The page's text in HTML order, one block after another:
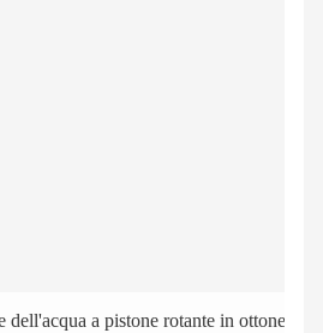
pistone rotante in ottone